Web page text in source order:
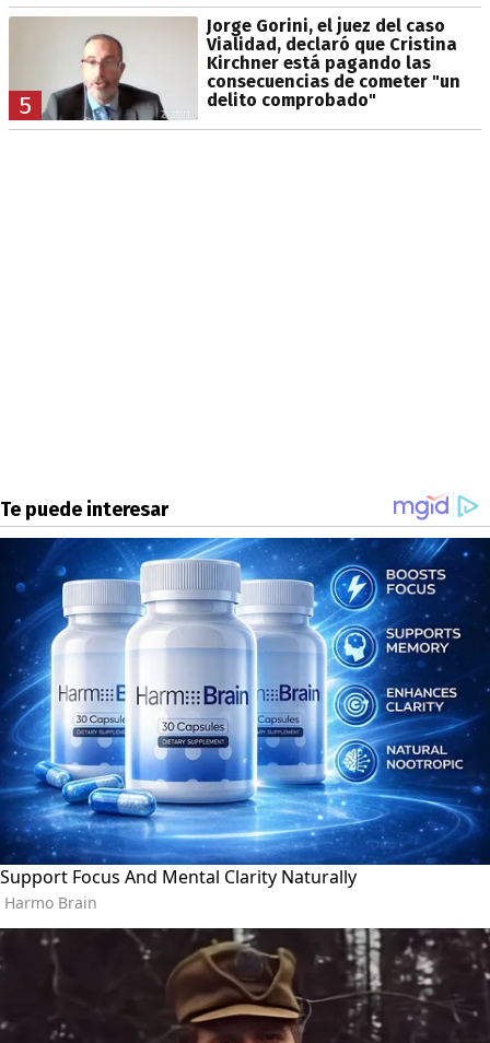
5
Jorge Gorini, el juez del caso
Vialidad, declaró que Cristina
Kirchner está pagando las
consecuencias de cometer "un
delito comprobado"